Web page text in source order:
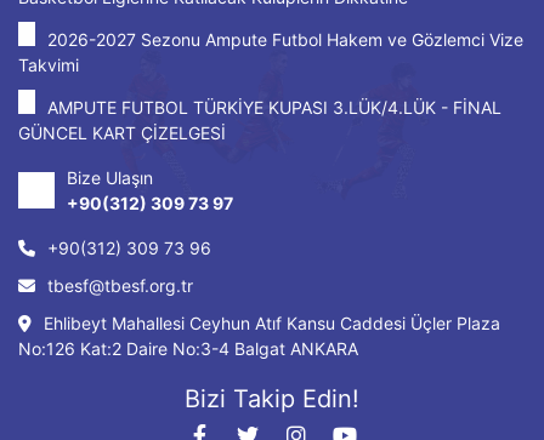
2026-2027 Sezonu Ampute Futbol Hakem ve Gözlemci Vize
Takvimi
AMPUTE FUTBOL TÜRKİYE KUPASI 3.LÜK/4.LÜK - FİNAL
GÜNCEL KART ÇİZELGESİ
Bize Ulaşın
+90(312) 309 73 97
+90(312) 309 73 96
tbesf@tbesf.org.tr
Ehlibeyt Mahallesi Ceyhun Atıf Kansu Caddesi Üçler Plaza
No:126 Kat:2 Daire No:3-4 Balgat ANKARA
Bizi Takip Edin!